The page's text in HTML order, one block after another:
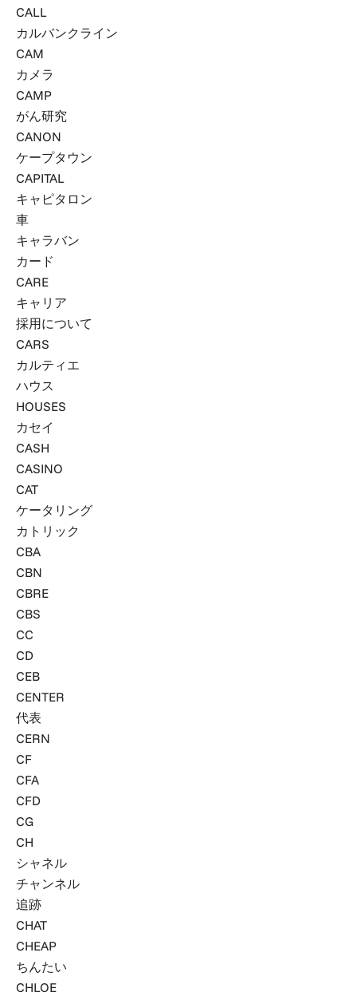
CALL
カルバンクライン
CAM
カメラ
CAMP
がん研究
CANON
ケープタウン
CAPITAL
キャピタロン
車
キャラバン
カード
CARE
キャリア
採用について
CARS
カルティエ
ハウス
HOUSES
カセイ
CASH
CASINO
CAT
ケータリング
カトリック
CBA
CBN
CBRE
CBS
CC
CD
CEB
CENTER
代表
CERN
CF
CFA
CFD
CG
CH
シャネル
チャンネル
追跡
CHAT
CHEAP
ちんたい
CHLOE